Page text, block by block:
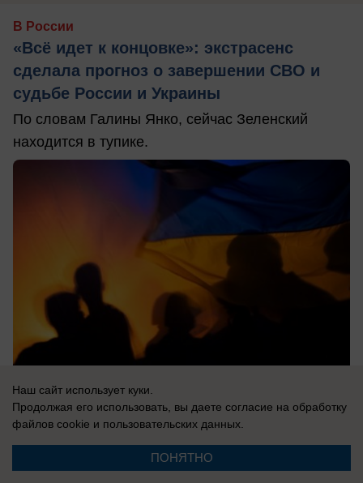
В России
«Всё идет к концовке»: экстрасенс
сделала прогноз о завершении СВО и
судьбе России и Украины
По словам Галины Янко, сейчас Зеленский
находится в тупике.
07.08.2026
Наш сайт использует куки.
Продолжая его использовать, вы даете согласие на обработку
файлов cookie и пользовательских данных.
ПОНЯТНО